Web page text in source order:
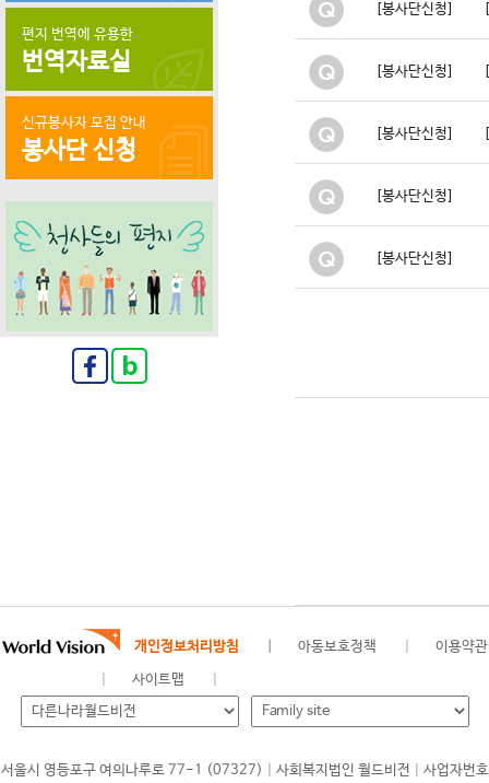
편지 번역에 유용한
번역자료실
신규봉사자 모집 안내
봉사단 신청
[봉사단신청]
[봉사단신청]
[봉사단신청]
[봉사단신청]
[봉사단신청]
개인정보처리방침 아동보호정책 이용약관
사이트맵
서울시 영등포구 여의나루로 77-1 (07327) 사회복지법인 월드비전
사업자번호